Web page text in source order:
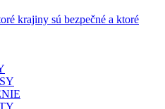
krajiny sú bezpečné a ktoré